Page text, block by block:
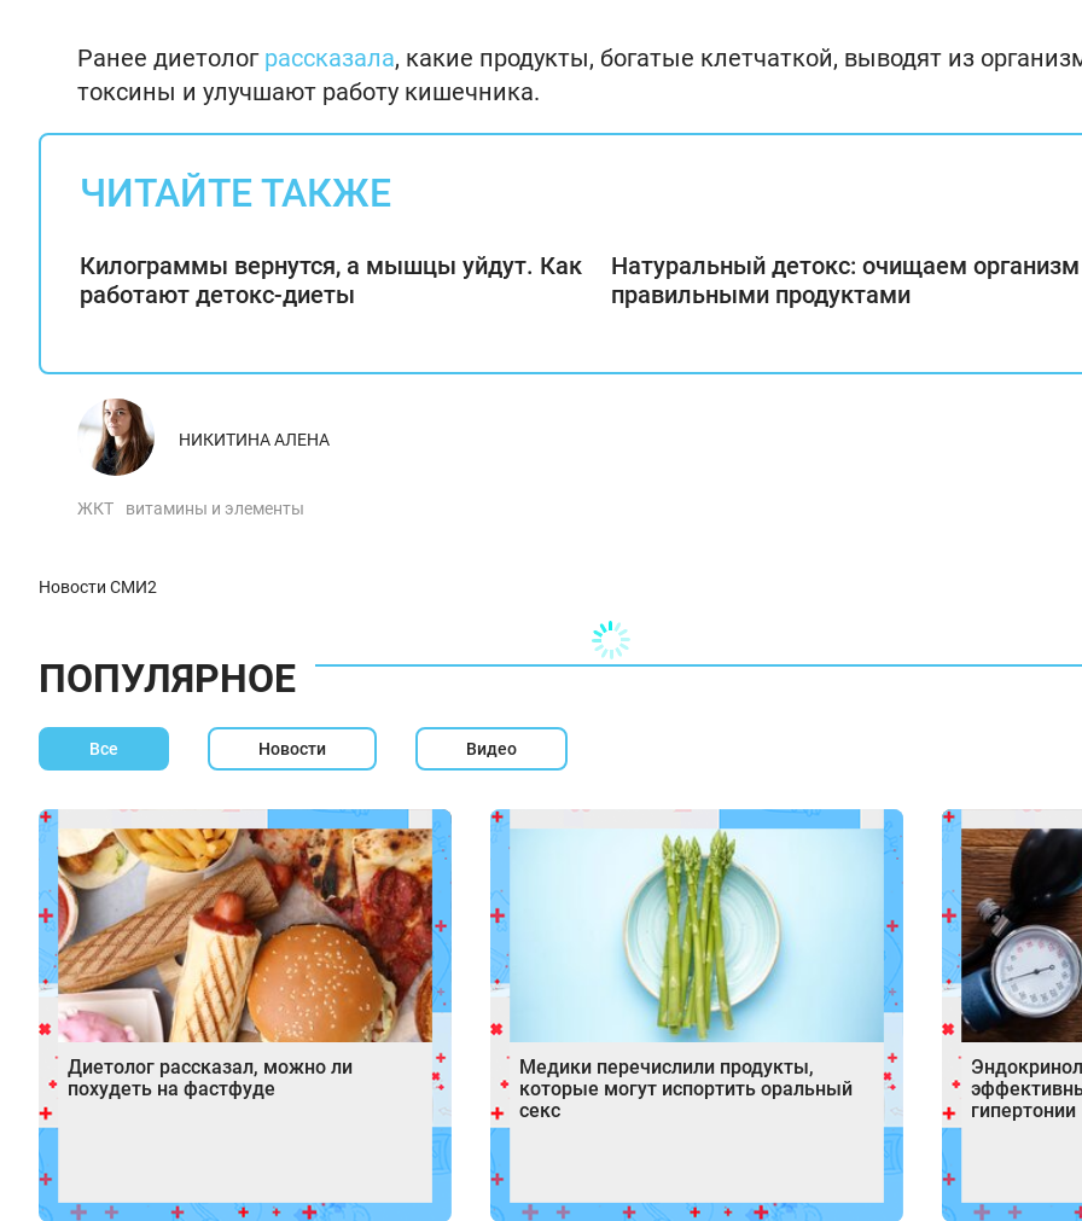
Ранее диетолог рассказала, какие продукты, богатые клетчаткой, выводят из
токсины и улучшают работу кишечника.
ЧИТАЙТЕ ТАКЖЕ
Килограммы вернутся, а мышцы уйдут. Как
работают детокс-диеты
Натуральный детокс: очищаем организм
правильными продуктами
НИКИТИНА АЛЕНА
ЖКТ витамины и элементы
Новости СМИ2
ПОПУЛЯРНОЕ
Все Новости Видео
Диетолог рассказал, можно ли
похудеть на фастфуде
Медики перечислили продукты,
которые могут испортить оральный
секс
гипертонии